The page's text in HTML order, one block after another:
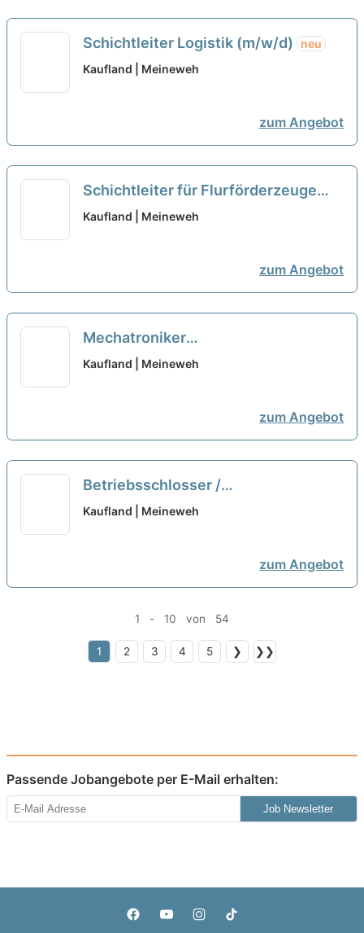
Schichtleiter Logistik (m/w/d)
neu
Kaufland | Meineweh
zum Angebot
Schichtleiter für Flurförderzeuge
(m/w/d) neu
Kaufland | Meineweh
zum Angebot
Mechatroniker
Automatisierungstechnik (m/w/d)
Kaufland | Meineweh
zum Angebot
Betriebsschlosser /
Instandhaltungsmechaniker (m/w/d)
Kaufland | Meineweh
zum Angebot
1 - 10 von 54
1 2 3 4 5 ❯ ❯❯
Passende Jobangebote per E-Mail erhalten:
Job Newsletter